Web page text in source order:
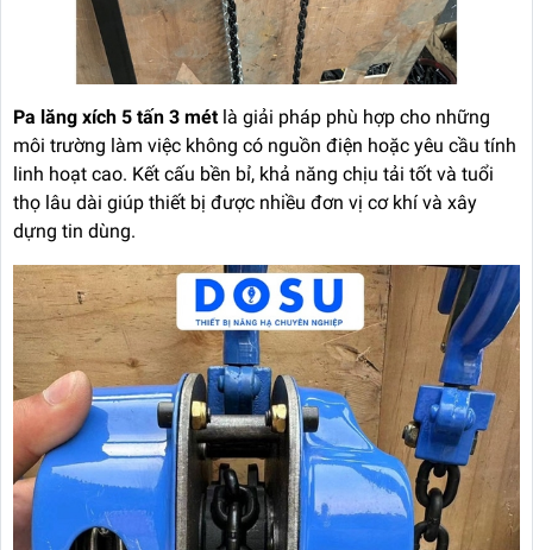
Pa lăng xích 5 tấn 3 mét là giải pháp phù hợp cho những
môi trường làm việc không có nguồn điện hoặc yêu cầu tính
linh hoạt cao. Kết cấu bền bỉ, khả năng chịu tải tốt và tuổi
thọ lâu dài giúp thiết bị được nhiều đơn vị cơ khí và xây
dựng tin dùng.